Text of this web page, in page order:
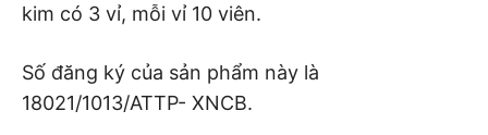
kim có 3 vỉ, mỗi vỉ 10 viên.
Số đăng ký của sản phẩm này là
18021/1013/ATTP- XNCB.